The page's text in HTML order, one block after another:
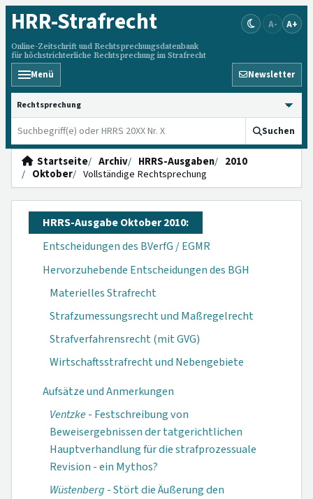
HRR-Strafrecht
Online-Zeitschrift und Rechtsprechungsdatenbank
für höchstrichterliche Rechtsprechung im Strafrecht
A- A+
Menü Newsletter
HRRS durchsuchen
Suchen
Startseite Archiv HRRS-Ausgaben
2010
Oktober
Vollständige Rechtsprechung
HRRS-Ausgabe Oktober 2010:
Entscheidungen des BVerfG / EGMR
Hervorzuhebende Entscheidungen des BGH
Materielles Strafrecht
Strafzumessungsrecht und Maßregelrecht
Strafverfahrensrecht (mit GVG)
Wirtschaftsstrafrecht und Nebengebiete
Aufsätze und Anmerkungen
Ventzke- Festschreibung von
Beweisergebnissen der tatgerichtlichen
Hauptverhandlung für die strafprozessuale
Revision - ein Mythos?
Wüstenberg - Stört die Äußerung den